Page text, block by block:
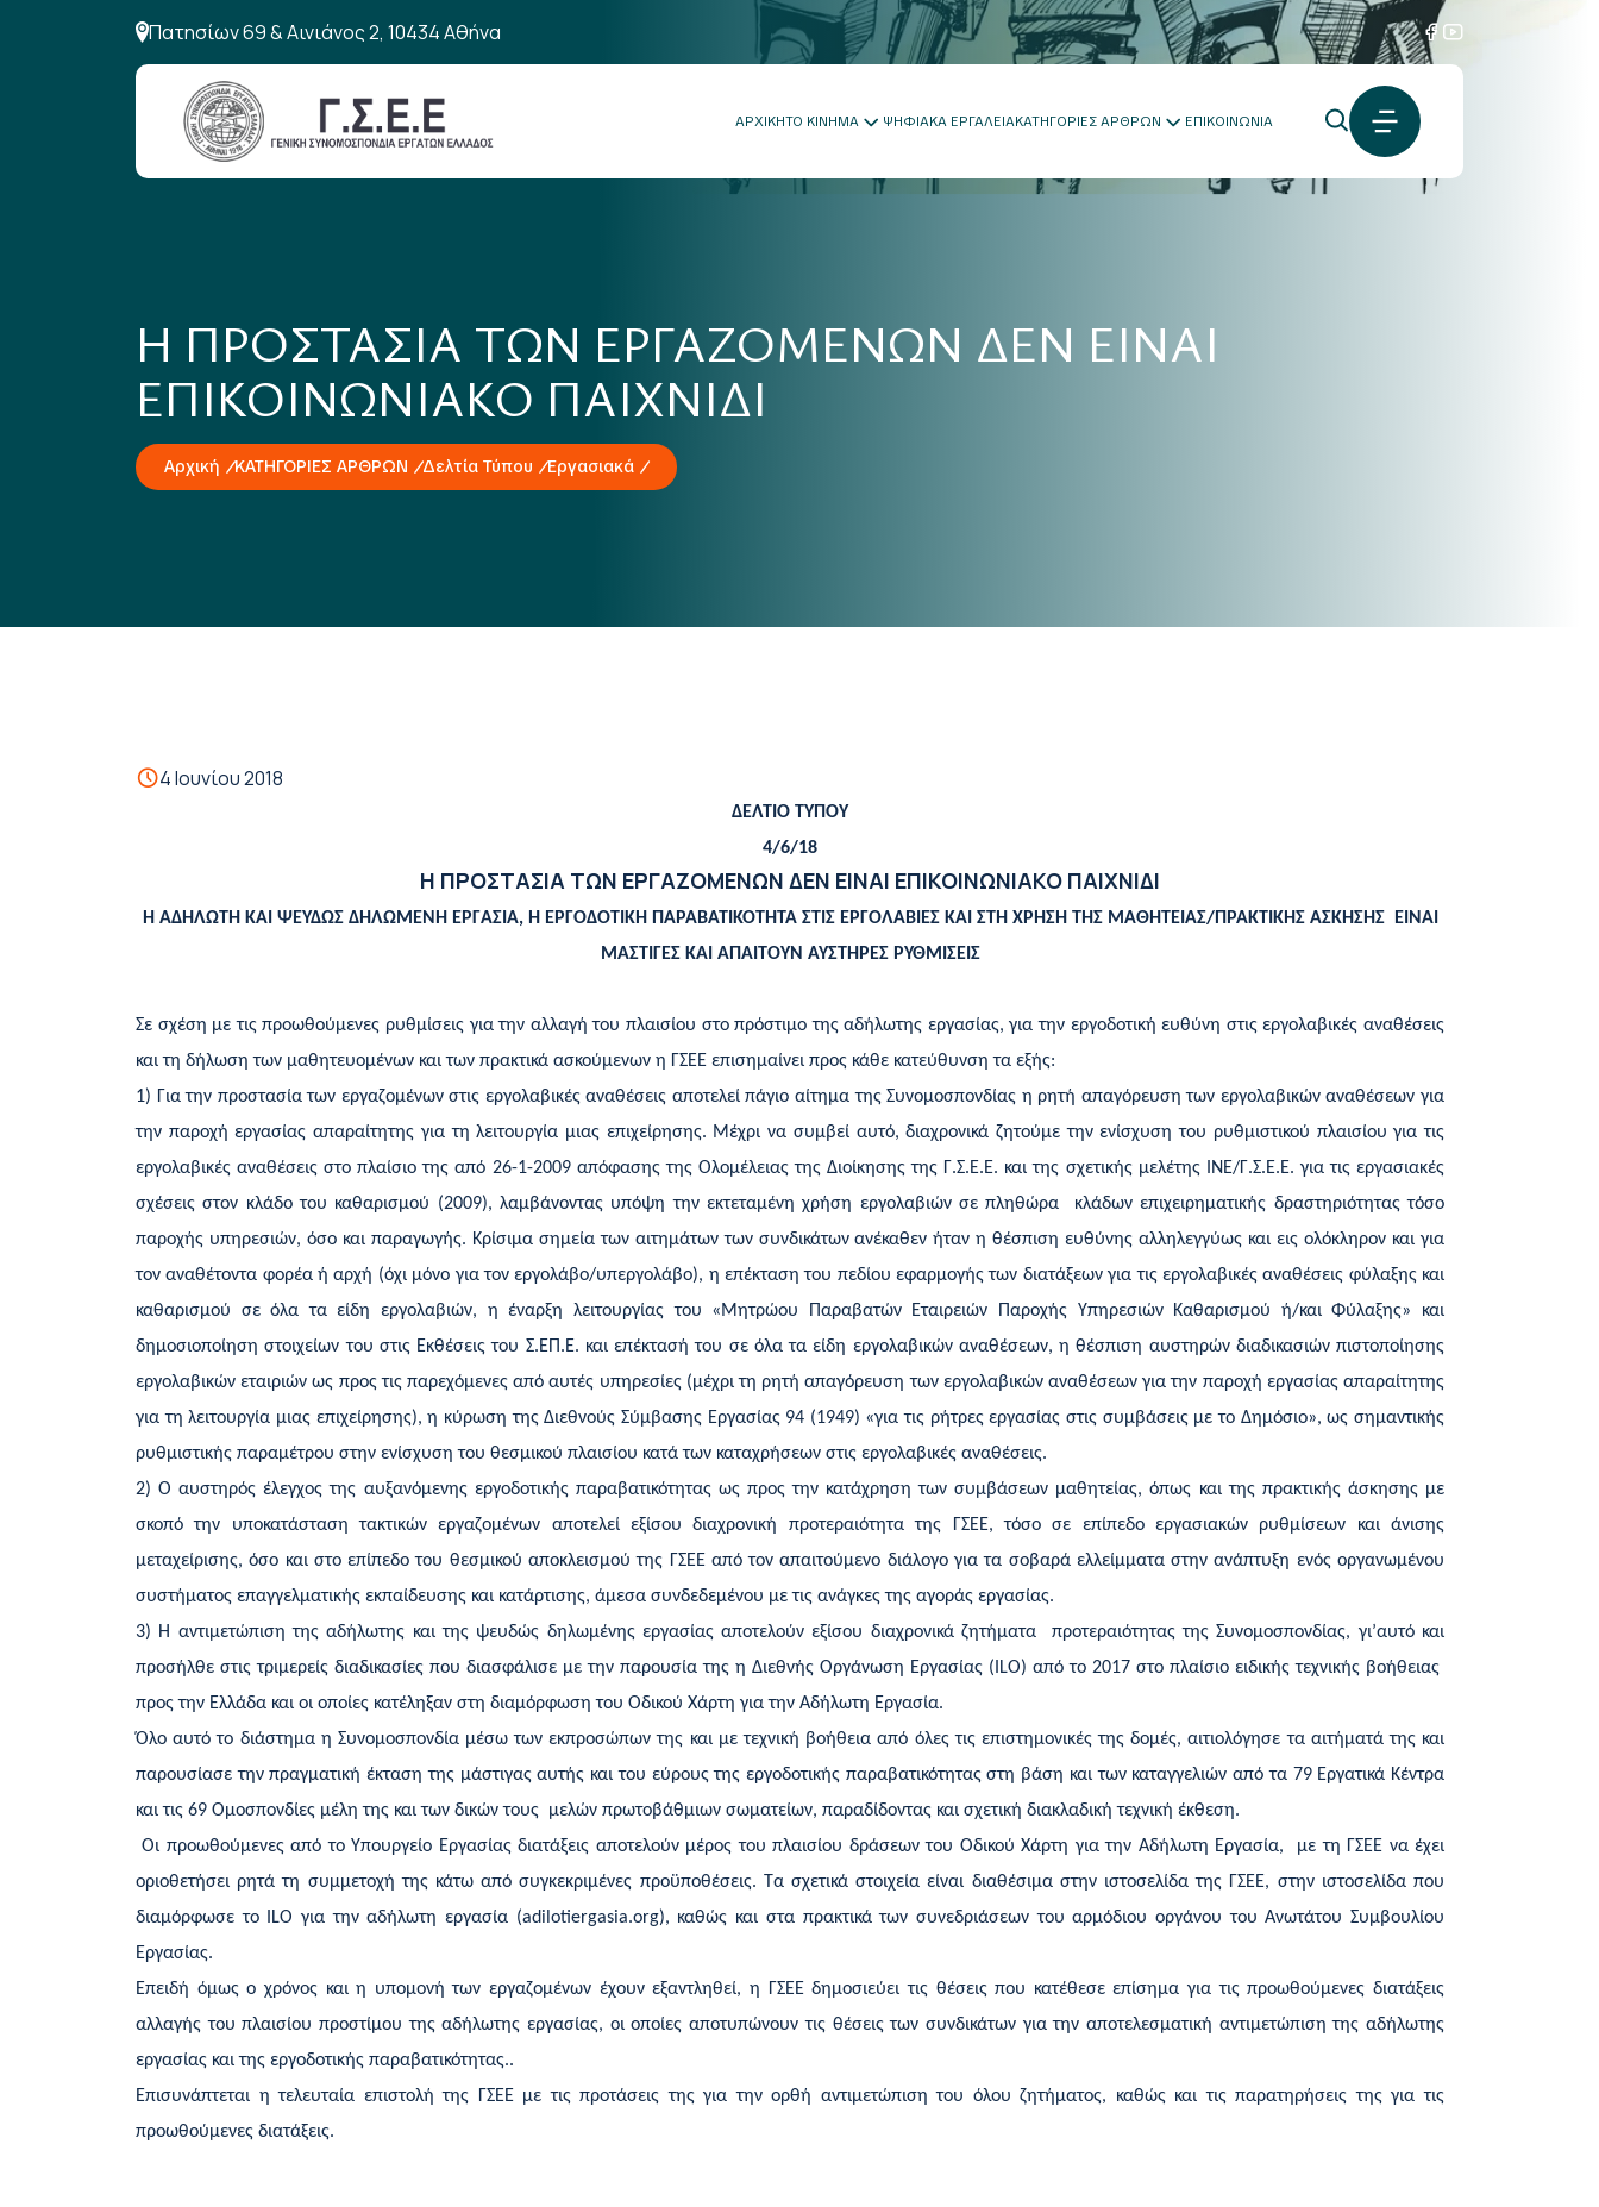
Πατησίων 69 & Αινιάνος 2, 10434 Αθήνα
ΑΡΧΙΚΗΤΟ ΚΙΝΗΜΑ ΨΗΦΙΑΚΑ ΕΡΓΑΛΕΙΑΚΑΤΗΓΟΡΙΕΣ ΑΡΘΡΩΝ ΕΠΙΚΟΙΝΩΝΙΑ
Η ΠΡΟΣΤΑΣΙΑ ΤΩΝ ΕΡΓΑΖΟΜΕΝΩΝ ΔΕΝ ΕΙΝΑΙ
ΕΠΙΚΟΙΝΩΝΙΑΚΟ ΠΑΙΧΝΙΔΙ
Αρχική ΚΑΤΗΓΟΡΙΕΣ ΑΡΘΡΩΝ Δελτία Τύπου Εργασιακά
4 Ιουνίου 2018
ΔΕΛΤΙΟ ΤΥΠΟΥ
4/6/18
Η ΠΡΟΣΤΑΣΙΑ ΤΩΝ ΕΡΓΑΖΟΜΕΝΩΝ ΔΕΝ ΕΙΝΑΙ ΕΠΙΚΟΙΝΩΝΙΑΚΟ ΠΑΙΧΝΙΔΙ
Η ΑΔΗΛΩΤΗ ΚΑΙ ΨΕΥΔΩΣ ΔΗΛΩΜΕΝΗ ΕΡΓΑΣΙΑ, Η ΕΡΓΟΔΟΤΙΚΗ ΠΑΡΑΒΑΤΙΚΟΤΗΤΑ ΣΤΙΣ ΕΡΓΟΛΑΒΙΕΣ ΚΑΙ ΣΤΗ ΧΡΗΣΗ ΤΗΣ ΜΑΘΗΤΕΙΑΣ/ΠΡΑΚΤΙΚΗΣ ΑΣΚΗΣΗΣ ΕΙΝΑΙ
ΜΑΣΤΙΓΕΣ ΚΑΙ ΑΠΑΙΤΟΥΝ ΑΥΣΤΗΡΕΣ ΡΥΘΜΙΣΕΙΣ
Σε σχέση με τις προωθούμενες ρυθμίσεις για την αλλαγή του πλαισίου στο πρόστιμο της αδήλωτης εργασίας, για την εργοδοτική ευθύνη στις εργολαβικές αναθέσεις
και τη δήλωση των μαθητευομένων και των πρακτικά ασκούμενων η ΓΣΕΕ επισημαίνει προς κάθε κατεύθυνση τα εξής:
1) Για την προστασία των εργαζομένων στις εργολαβικές αναθέσεις αποτελεί πάγιο αίτημα της Συνομοσπονδίας η ρητή απαγόρευση των εργολαβικών αναθέσεων για
την παροχή εργασίας απαραίτητης για τη λειτουργία μιας επιχείρησης. Μέχρι να συμβεί αυτό, διαχρονικά ζητούμε την ενίσχυση του ρυθμιστικού πλαισίου για τις
εργολαβικές αναθέσεις στο πλαίσιο της από 26-1-2009 απόφασης της Ολομέλειας της Διοίκησης της Γ.Σ.Ε.Ε. και της σχετικής μελέτης ΙΝΕ/Γ.Σ.Ε.Ε. για τις εργασιακές
σχέσεις στον κλάδο του καθαρισμού (2009), λαμβάνοντας υπόψη την εκτεταμένη χρήση εργολαβιών σε πληθώρα κλάδων επιχειρηματικής δραστηριότητας τόσο
παροχής υπηρεσιών, όσο και παραγωγής. Κρίσιμα σημεία των αιτημάτων των συνδικάτων ανέκαθεν ήταν η θέσπιση ευθύνης αλληλεγγύως και εις ολόκληρον και για
τον αναθέτοντα φορέα ή αρχή (όχι μόνο για τον εργολάβο/υπεργολάβο), η επέκταση του πεδίου εφαρμογής των διατάξεων για τις εργολαβικές αναθέσεις φύλαξης και
καθαρισμού σε όλα τα είδη εργολαβιών, η έναρξη λειτουργίας του «Μητρώου Παραβατών Εταιρειών Παροχής Υπηρεσιών Καθαρισμού ή/και Φύλαξης» και
δημοσιοποίηση στοιχείων του στις Εκθέσεις του Σ.ΕΠ.Ε. και επέκτασή του σε όλα τα είδη εργολαβικών αναθέσεων, η θέσπιση αυστηρών διαδικασιών πιστοποίησης
εργολαβικών εταιριών ως προς τις παρεχόμενες από αυτές υπηρεσίες (μέχρι τη ρητή απαγόρευση των εργολαβικών αναθέσεων για την παροχή εργασίας απαραίτητης
για τη λειτουργία μιας επιχείρησης), η κύρωση της Διεθνούς Σύμβασης Εργασίας 94 (1949) «για τις ρήτρες εργασίας στις συμβάσεις με το Δημόσιο», ως σημαντικής
ρυθμιστικής παραμέτρου στην ενίσχυση του θεσμικού πλαισίου κατά των καταχρήσεων στις εργολαβικές αναθέσεις.
2) Ο αυστηρός έλεγχος της αυξανόμενης εργοδοτικής παραβατικότητας ως προς την κατάχρηση των συμβάσεων μαθητείας, όπως και της πρακτικής άσκησης με
σκοπό την υποκατάσταση τακτικών εργαζομένων αποτελεί εξίσου διαχρονική προτεραιότητα της ΓΣΕΕ, τόσο σε επίπεδο εργασιακών ρυθμίσεων και άνισης
μεταχείρισης, όσο και στο επίπεδο του θεσμικού αποκλεισμού της ΓΣΕΕ από τον απαιτούμενο διάλογο για τα σοβαρά ελλείμματα στην ανάπτυξη ενός οργανωμένου
συστήματος επαγγελματικής εκπαίδευσης και κατάρτισης, άμεσα συνδεδεμένου με τις ανάγκες της αγοράς εργασίας.
3) Η αντιμετώπιση της αδήλωτης και της ψευδώς δηλωμένης εργασίας αποτελούν εξίσου διαχρονικά ζητήματα προτεραιότητας της Συνομοσπονδίας, γι’αυτό και
προσήλθε στις τριμερείς διαδικασίες που διασφάλισε με την παρουσία της η Διεθνής Οργάνωση Εργασίας ( ILO) από το 2017 στο πλαίσιο ειδικής τεχνικής βοήθειας
προς την Ελλάδα και οι οποίες κατέληξαν στη διαμόρφωση του Οδικού Χάρτη για την Αδήλωτη Εργασία.
Όλο αυτό το διάστημα η Συνομοσπονδία μέσω των εκπροσώπων της και με τεχνική βοήθεια από όλες τις επιστημονικές της δομές, αιτιολόγησε τα αιτήματά της και
παρουσίασε την πραγματική έκταση της μάστιγας αυτής και του εύρους της εργοδοτικής παραβατικότητας στη βάση και των καταγγελιών από τα 79 Εργατικά Κέντρα
και τις 69 Ομοσπονδίες μέλη της και των δικών τους μελών πρωτοβάθμιων σωματείων, παραδίδοντας και σχετική διακλαδική τεχνική έκθεση.
Οι προωθούμενες από το Υπουργείο Εργασίας διατάξεις αποτελούν μέρος του πλαισίου δράσεων του Οδικού Χάρτη για την Αδήλωτη Εργασία, με τη ΓΣΕΕ να έχει
οριοθετήσει ρητά τη συμμετοχή της κάτω από συγκεκριμένες προϋποθέσεις. Τα σχετικά στοιχεία είναι διαθέσιμα στην ιστοσελίδα της ΓΣΕΕ, στην ιστοσελίδα που
διαμόρφωσε το
ILO για την αδήλωτη εργασία (adilotiergasia.org), καθώς και στα πρακτικά των συνεδριάσεων του αρμόδιου οργάνου του Ανωτάτου Συμβουλίου
Εργασίας.
Επειδή όμως ο χρόνος και η υπομονή των εργαζομένων έχουν εξαντληθεί, η ΓΣΕΕ δημοσιεύει τις θέσεις που κατέθεσε επίσημα για τις προωθούμενες διατάξεις
αλλαγής του πλαισίου προστίμου της αδήλωτης εργασίας, οι οποίες αποτυπώνουν τις θέσεις των συνδικάτων για την αποτελεσματική αντιμετώπιση της αδήλωτης
εργασίας και της εργοδοτικής παραβατικότητας..
Επισυνάπτεται η τελευταία επιστολή της ΓΣΕΕ με τις προτάσεις της για την ορθή αντιμετώπιση του όλου ζητήματος, καθώς και τις παρατηρήσεις της για τις
προωθούμενες διατάξεις.